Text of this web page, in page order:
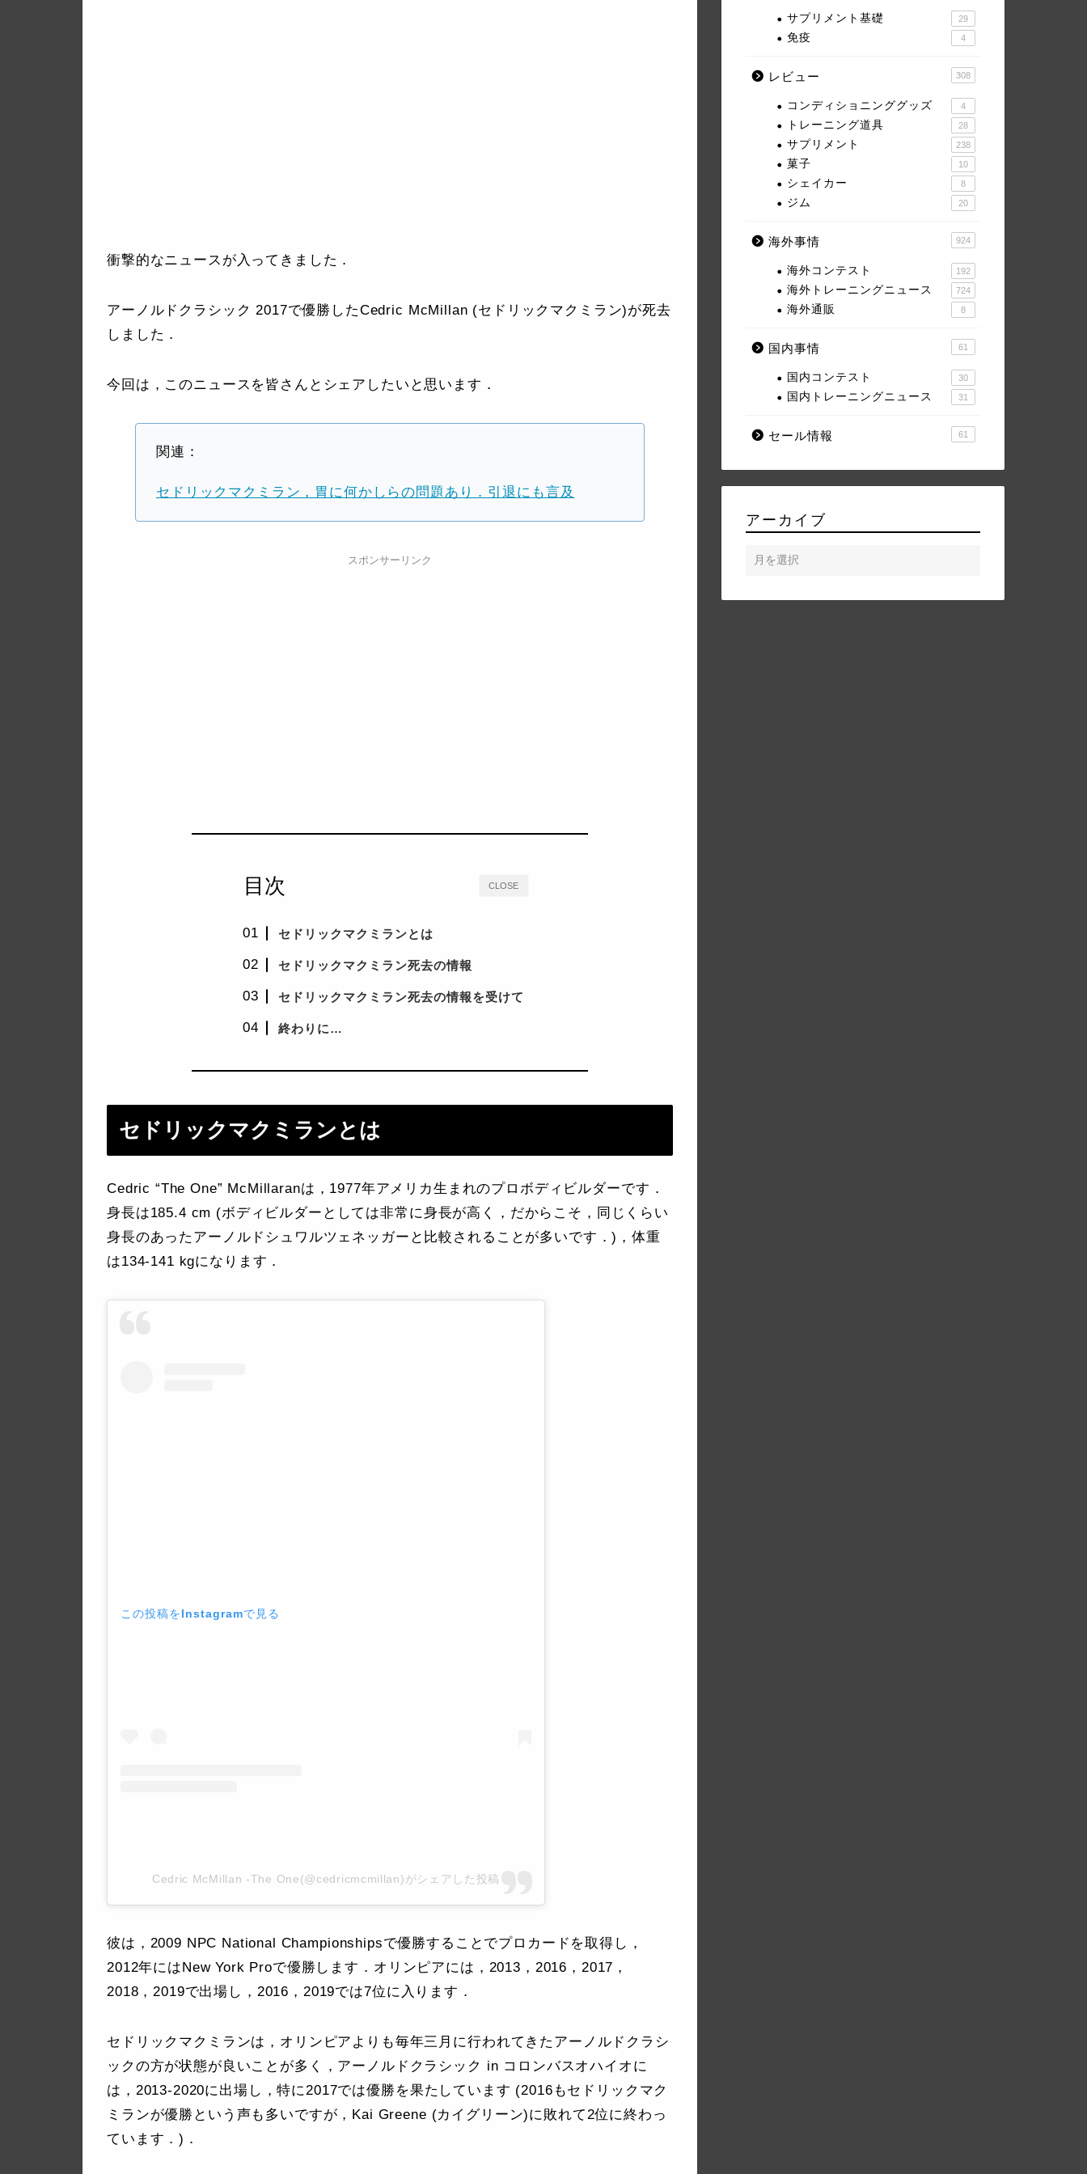
衝撃的なニュースが入ってきました．
アーノルドクラシック 2017で優勝したCedric McMillan (セドリックマクミラン)が死去
しました．
今回は，このニュースを皆さんとシェアしたいと思います．
関連：
セドリックマクミラン，胃に何かしらの問題あり．引退にも言及
スポンサーリンク
CLOSE
目次
セドリックマクミランとは
セドリックマクミラン死去の情報
セドリックマクミラン死去の情報を受けて
終わりに…
セドリックマクミランとは
Cedric “The One” McMillaranは，1977年アメリカ生まれのプロボディビルダーです．
身長は185.4 cm (ボディビルダーとしては非常に身長が高く，だからこそ，同じくらい
身長のあったアーノルドシュワルツェネッガーと比較されることが多いです．)，体重
は134-141 kgになります．
この投稿をInstagramで見る
Cedric McMillan -The One(@cedricmcmillan)がシェアした投稿
彼は，2009 NPC National Championshipsで優勝することでプロカードを取得し，
2012年にはNew York Proで優勝します．オリンピアには，2013，2016，2017，
2018，2019で出場し，2016，2019では7位に入ります．
セドリックマクミランは，オリンピアよりも毎年三月に行われてきたアーノルドクラシ
ックの方が状態が良いことが多く，アーノルドクラシック in コロンバスオハイオに
は，2013-2020に出場し，特に2017では優勝を果たしています (2016もセドリックマク
ミランが優勝という声も多いですが，Kai Greene (カイグリーン)に敗れて2位に終わっ
ています．)．
サプリメント基礎 29
免疫 4
レビュー 308
コンディショニンググッズ 4
トレーニング道具 28
サプリメント 238
菓子 10
シェイカー 8
ジム 20
海外事情 924
海外コンテスト 192
海外トレーニングニュース 724
海外通販 8
国内事情 61
国内コンテスト 30
国内トレーニングニュース 31
セール情報 61
アーカイブ